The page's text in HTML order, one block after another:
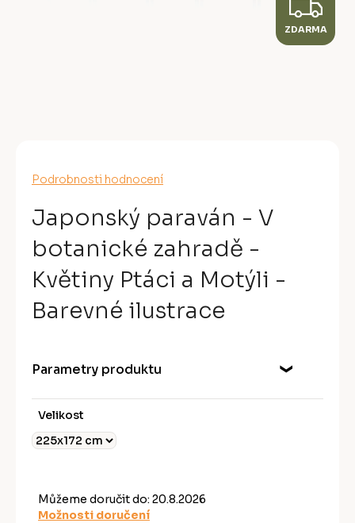
Průměrné
produktu
je
0,0
z
5
hvězdiček.
Podrobnosti hodnocení
Japonský paraván - V
botanické zahradě -
Květiny Ptáci a Motýli -
Barevné ilustrace
Parametry produktu
Velikost
Můžeme doručit do: 20.8.2026
Možnosti doručení
Z
D
ZDARMA